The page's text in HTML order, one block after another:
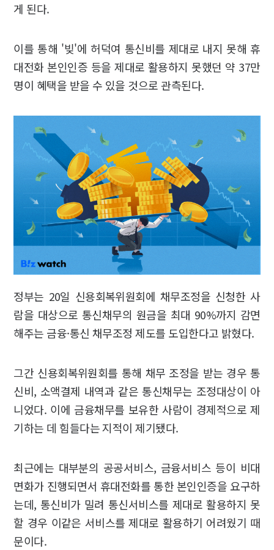
게 된다.
이를 통해 '빚'에 허덕여 통신비를 제대로 내지 못해 휴
대전화 본인인증 등을 제대로 활용하지 못했던 약 37만
명이 혜택을 받을 수 있을 것으로 관측된다.
정부는 20일 신용회복위원회에 채무조정을 신청한 사
람을 대상으로 통신채무의 원금을 최대 90%까지 감면
해주는 금융·통신 채무조정 제도를 도입한다고 밝혔다.
그간 신용회복위원회를 통해 채무 조정을 받는 경우 통
신비, 소액결제 내역과 같은 통신채무는 조정대상이 아
니었다. 이에 금융채무를 보유한 사람이 경제적으로 제
기하는 데 힘들다는 지적이 제기됐다.
최근에는 대부분의 공공서비스, 금융서비스 등이 비대
면화가 진행되면서 휴대전화를 통한 본인인증을 요구하
는데, 통신비가 밀려 통신서비스를 제대로 활용하지 못
할 경우 이같은 서비스를 제대로 활용하기 어려웠기 때
문이다.